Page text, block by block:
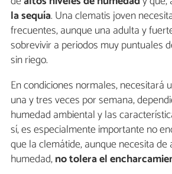
la sequía. Una clematis joven
frecuentes, aunque una adulta y
sobrevivir a periodos muy puntuales
sin riego.
En condiciones normales, necesitará
una y tres veces por semana,
humedad ambiental y las
sí, es especialmente importante no
que la clemátide, aunque necesita de
humedad,no tolera el